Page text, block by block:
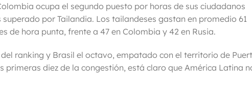
ocupa el segundo puesto por horas de sus ciudadanos
superado por Tailandia. Los tailandeses gastan en promedio 61
de hora punta, frente a 47 en Colombia y 42 en Rusia.
ranking y Brasil el octavo, empatado con el territorio de
primeras diez de la congestión, está claro que América Latina